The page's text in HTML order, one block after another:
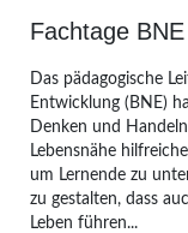
Fachtage
Das pädagogische
Entwicklung (BNE)
Denken und
Lebensnähe
um Lernende zu
zu gestalten, dass
Leben führen...